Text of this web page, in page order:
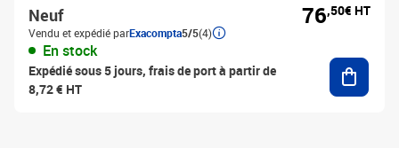
Neuf
Vendu et expédié parExacompta5/5(4)
En stock
Expédié sous 5 jours, frais de port à partir de
8,72 € HT
76,50€ HT